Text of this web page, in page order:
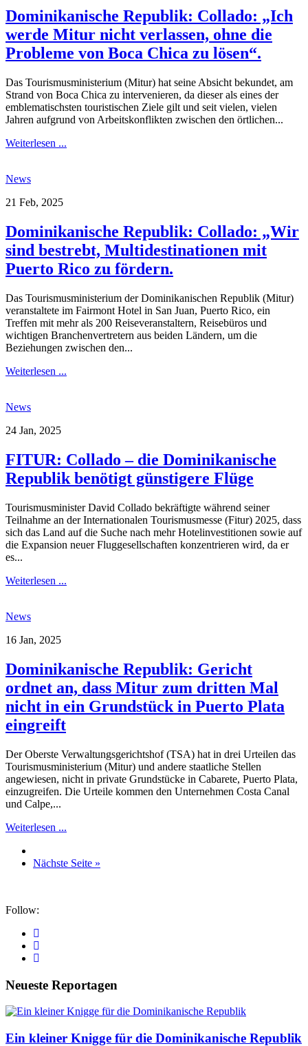
Dominikanische Republik: Collado: „Ich
werde Mitur nicht verlassen, ohne die
Probleme von Boca Chica zu lösen“.
Das Tourismusministerium (Mitur) hat seine Absicht bekundet, am
Strand von Boca Chica zu intervenieren, da dieser als eines der
emblematischsten touristischen Ziele gilt und seit vielen, vielen
Jahren aufgrund von Arbeitskonflikten zwischen den örtlichen...
Weiterlesen ...
News
21 Feb, 2025
Dominikanische Republik: Collado: „Wir
sind bestrebt, Multidestinationen mit
Puerto Rico zu fördern.
Das Tourismusministerium der Dominikanischen Republik (Mitur)
veranstaltete im Fairmont Hotel in San Juan, Puerto Rico, ein
Treffen mit mehr als 200 Reiseveranstaltern, Reisebüros und
wichtigen Branchenvertretern aus beiden Ländern, um die
Beziehungen zwischen den...
Weiterlesen ...
News
24 Jan, 2025
FITUR: Collado – die Dominikanische
Republik benötigt günstigere Flüge
Tourismusminister David Collado bekräftigte während seiner
Teilnahme an der Internationalen Tourismusmesse (Fitur) 2025, dass
sich das Land auf die Suche nach mehr Hotelinvestitionen sowie auf
die Expansion neuer Fluggesellschaften konzentrieren wird, da er
es...
Weiterlesen ...
News
16 Jan, 2025
Dominikanische Republik: Gericht
ordnet an, dass Mitur zum dritten Mal
nicht in ein Grundstück in Puerto Plata
eingreift
Der Oberste Verwaltungsgerichtshof (TSA) hat in drei Urteilen das
Tourismusministerium (Mitur) und andere staatliche Stellen
angewiesen, nicht in private Grundstücke in Cabarete, Puerto Plata,
einzugreifen. Die Urteile kommen den Unternehmen Costa Canal
und Calpe,...
Weiterlesen ...
Nächste Seite »
Follow:
Neueste Reportagen
Ein kleiner Knigge für die Dominikanische Republik